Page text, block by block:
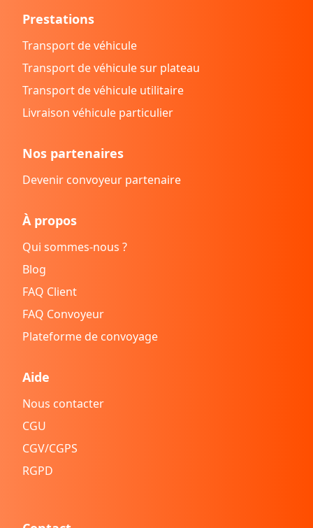
Prestations
Transport de véhicule
Transport de véhicule sur plateau
Transport de véhicule utilitaire
Livraison véhicule particulier
Nos partenaires
Devenir convoyeur partenaire
À propos
Qui sommes-nous ?
Blog
FAQ Client
FAQ Convoyeur
Plateforme de convoyage
Aide
Nous contacter
CGU
CGV/CGPS
RGPD